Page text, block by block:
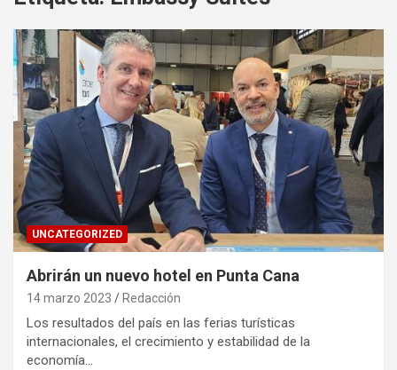
UNCATEGORIZED
Abrirán un nuevo hotel en Punta Cana
14 marzo 2023 Redacción
Los resultados del país en las ferias turísticas
internacionales, el crecimiento y estabilidad de la
economía…